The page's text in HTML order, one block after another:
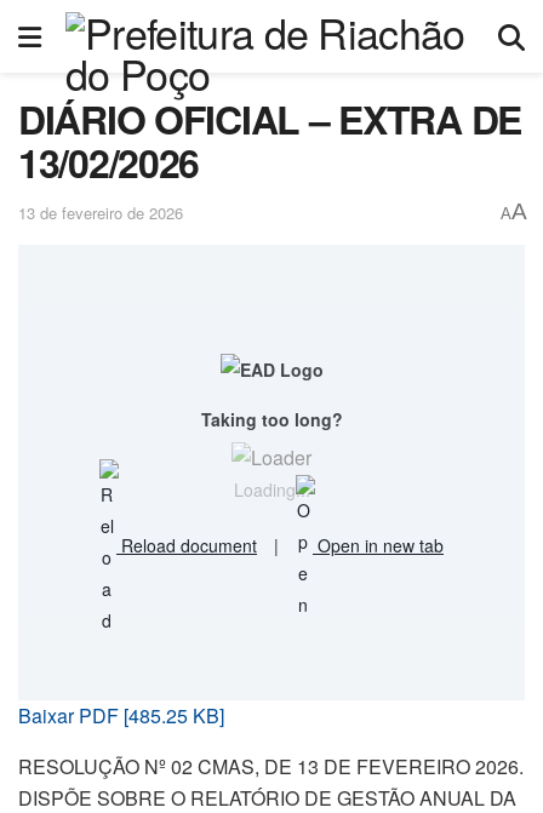
DIÁRIO OFICIAL – EXTRA DE
13/02/2026
13 de fevereiro de 2026 AA
Loading...
Taking too long?
Reload document | Open in new tab
Baixar PDF [485.25 KB]
RESOLUÇÃO Nº 02 CMAS, DE 13 DE FEVEREIRO 2026.
DISPÕE SOBRE O RELATÓRIO DE GESTÃO ANUAL DA